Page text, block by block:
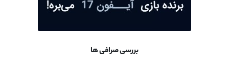
بررسی صرافی ها